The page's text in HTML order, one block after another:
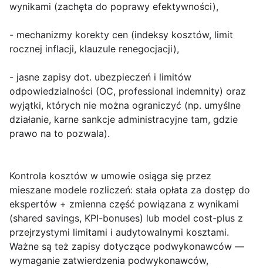
wynikami (zachęta do poprawy efektywności),
- mechanizmy korekty cen (indeksy kosztów, limit
rocznej inflacji, klauzule renegocjacji),
- jasne zapisy dot. ubezpieczeń i limitów
odpowiedzialności (OC, professional indemnity) oraz
wyjątki, których nie można ograniczyć (np. umyślne
działanie, karne sankcje administracyjne tam, gdzie
prawo na to pozwala).
Kontrola kosztów w umowie osiąga się przez
mieszane modele rozliczeń: stała opłata za dostęp do
ekspertów + zmienna część powiązana z wynikami
(shared savings, KPI-bonuses) lub model cost-plus z
przejrzystymi limitami i audytowalnymi kosztami.
Ważne są też zapisy dotyczące podwykonawców —
wymaganie zatwierdzenia podwykonawców,